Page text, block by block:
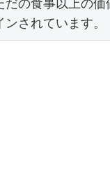
の食事以上の
されています。